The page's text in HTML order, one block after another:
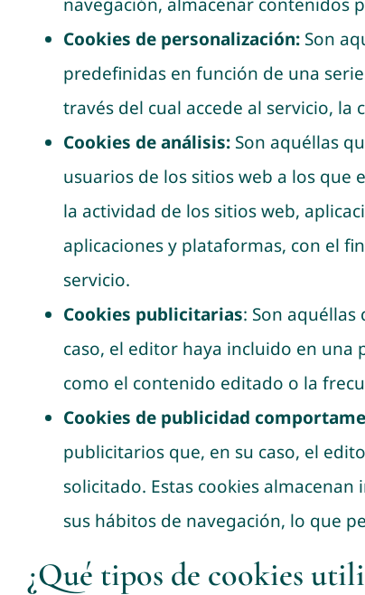
Cookies de personalización:Son
predefinidas en función de una
través del cual accede al servicio,
Cookies de análisis:Son aquéllas
usuarios de los sitios web a los que
la actividad de los sitios web,
aplicaciones y plataformas, con el
servicio.
Cookies publicitarias: Son
caso, el editor haya incluido en una
como el contenido editado o la
Cookies de publicidad
publicitarios que, en su caso, el
solicitado. Estas cookies
sus hábitos de navegación, lo que
¿Qué tipos de cookies